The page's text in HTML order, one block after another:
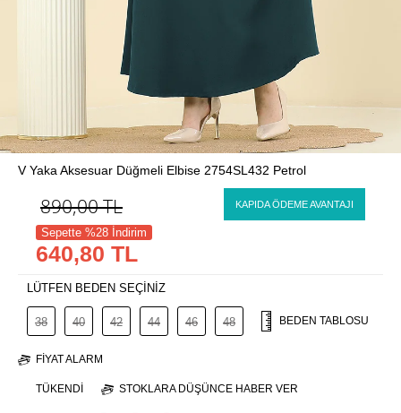
V Yaka Aksesuar Düğmeli Elbise 2754SL432 Petrol
890,00TL KAPIDA ÖDEME AVANTAJI
Sepette %28 İndirim
640,80 TL
LÜTFEN BEDEN SEÇİNİZ
38 40 42 44 46 48 BEDEN TABLOSU
FIYAT ALARM
TÜKENDI STOKLARA DÜŞÜNCE HABER VER